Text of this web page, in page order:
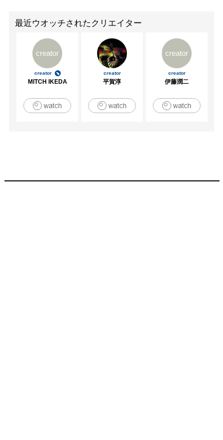
最近ウオッチされたクリエイター
creator
creator
MITCH IKEDA
creator
平賀淳
creator
creator
伊藤潤二